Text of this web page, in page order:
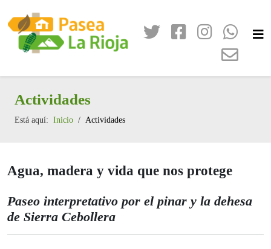
Actividades
Está aquí: Inicio Actividades
Agua, madera y vida que nos protege
Paseo interpretativo por el pinar y la dehesa
de Sierra Cebollera